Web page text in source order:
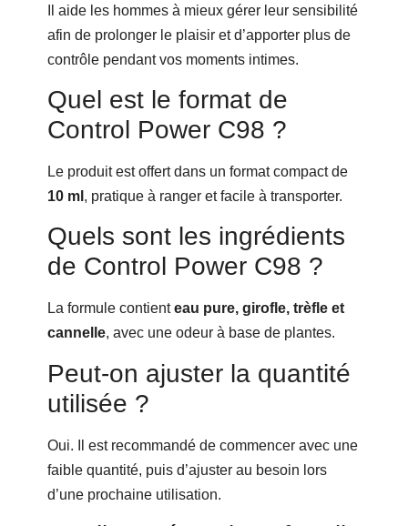
Il aide les hommes à mieux gérer leur sensibilité
afin de prolonger le plaisir et d’apporter plus de
contrôle pendant vos moments intimes.
Quel est le format de
Control Power C98 ?
Le produit est offert dans un format compact de
10 ml , pratique à ranger et facile à transporter.
Quels sont les ingrédients
de Control Power C98 ?
La formule contienteau pure, girofle, trèfle et
cannelle, avec une odeur à base de plantes.
Peut-on ajuster la quantité
utilisée ?
Oui. Il est recommandé de commencer avec une
faible quantité, puis d’ajuster au besoin lors
d’une prochaine utilisation.